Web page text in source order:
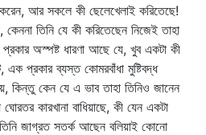
আর সকলে কী ছেলেখেলাই করিতেছে!
তিনি যে কী করিতেছেন নিজেই তাহা
অস্পষ্ট ধারণা আছে যে, খুব একটা কী
প্রকার ব্যস্ত কোমরবাঁধা মুষ্টিবদ্ধ
কিন্তু কেন যে এ ভাব তাহা তিনিও জানেন
কারখানা বাধিয়াছে, কী যেন একটা
জাগ্রত সতর্ক আছেন বলিয়াই কোনো